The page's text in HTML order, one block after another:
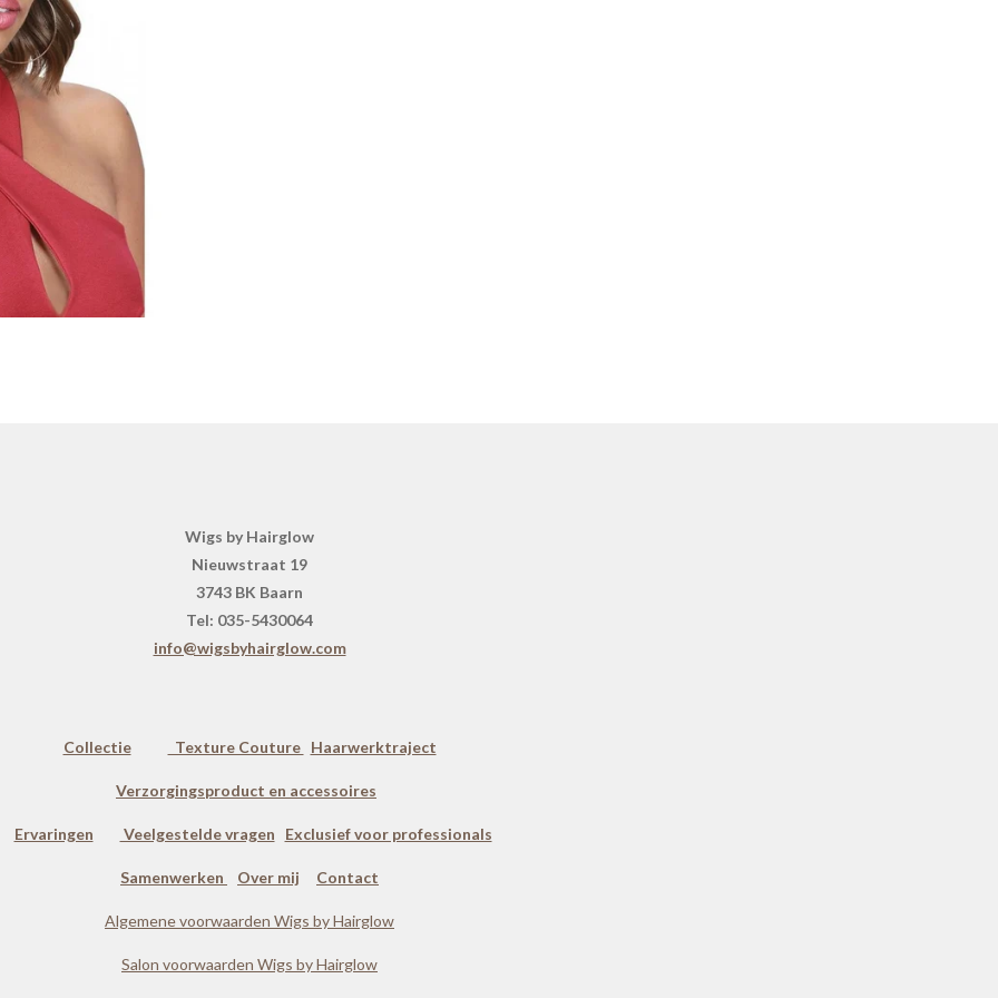
Wigs by Hairglow
Nieuwstraat 19
3743 BK Baarn
Tel: 035-5430064
info@wigsbyhairglow.com
Collectie Texture Couture Haarwerktraject
Verzorgingsproduct en accessoires
Ervaringen Veelgestelde vragen Exclusief voor professionals
Samenwerken Over mij Contact
Algemene voorwaarden Wigs by Hairglow
Salon voorwaarden Wigs by Hairglow